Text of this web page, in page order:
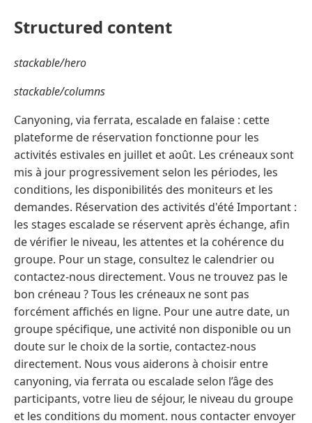
Structured content
stackable/hero
stackable/columns
Canyoning, via ferrata, escalade en falaise : cette
plateforme de réservation fonctionne pour les
activités estivales en juillet et août. Les créneaux sont
mis à jour progressivement selon les périodes, les
conditions, les disponibilités des moniteurs et les
demandes. Réservation des activités d'été Important :
les stages escalade se réservent après échange, afin
de vérifier le niveau, les attentes et la cohérence du
groupe. Pour un stage, consultez le calendrier ou
contactez-nous directement. Vous ne trouvez pas le
bon créneau ? Tous les créneaux ne sont pas
forcément affichés en ligne. Pour une autre date, un
groupe spécifique, une activité non disponible ou un
doute sur le choix de la sortie, contactez-nous
directement. Nous vous aiderons à choisir entre
canyoning, via ferrata ou escalade selon l’âge des
participants, votre lieu de séjour, le niveau du groupe
et les conditions du moment. nous contacter envoyer